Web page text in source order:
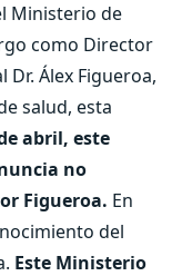
Ministerio de
como Director
Dr. Álex Figueroa,
salud, esta
abril, este
no
Figueroa. En
del
Este Ministerio